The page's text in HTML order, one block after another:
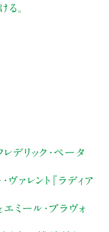
。
デリック・ペータ
ァレント『ラディア
エミール・ブラヴォ